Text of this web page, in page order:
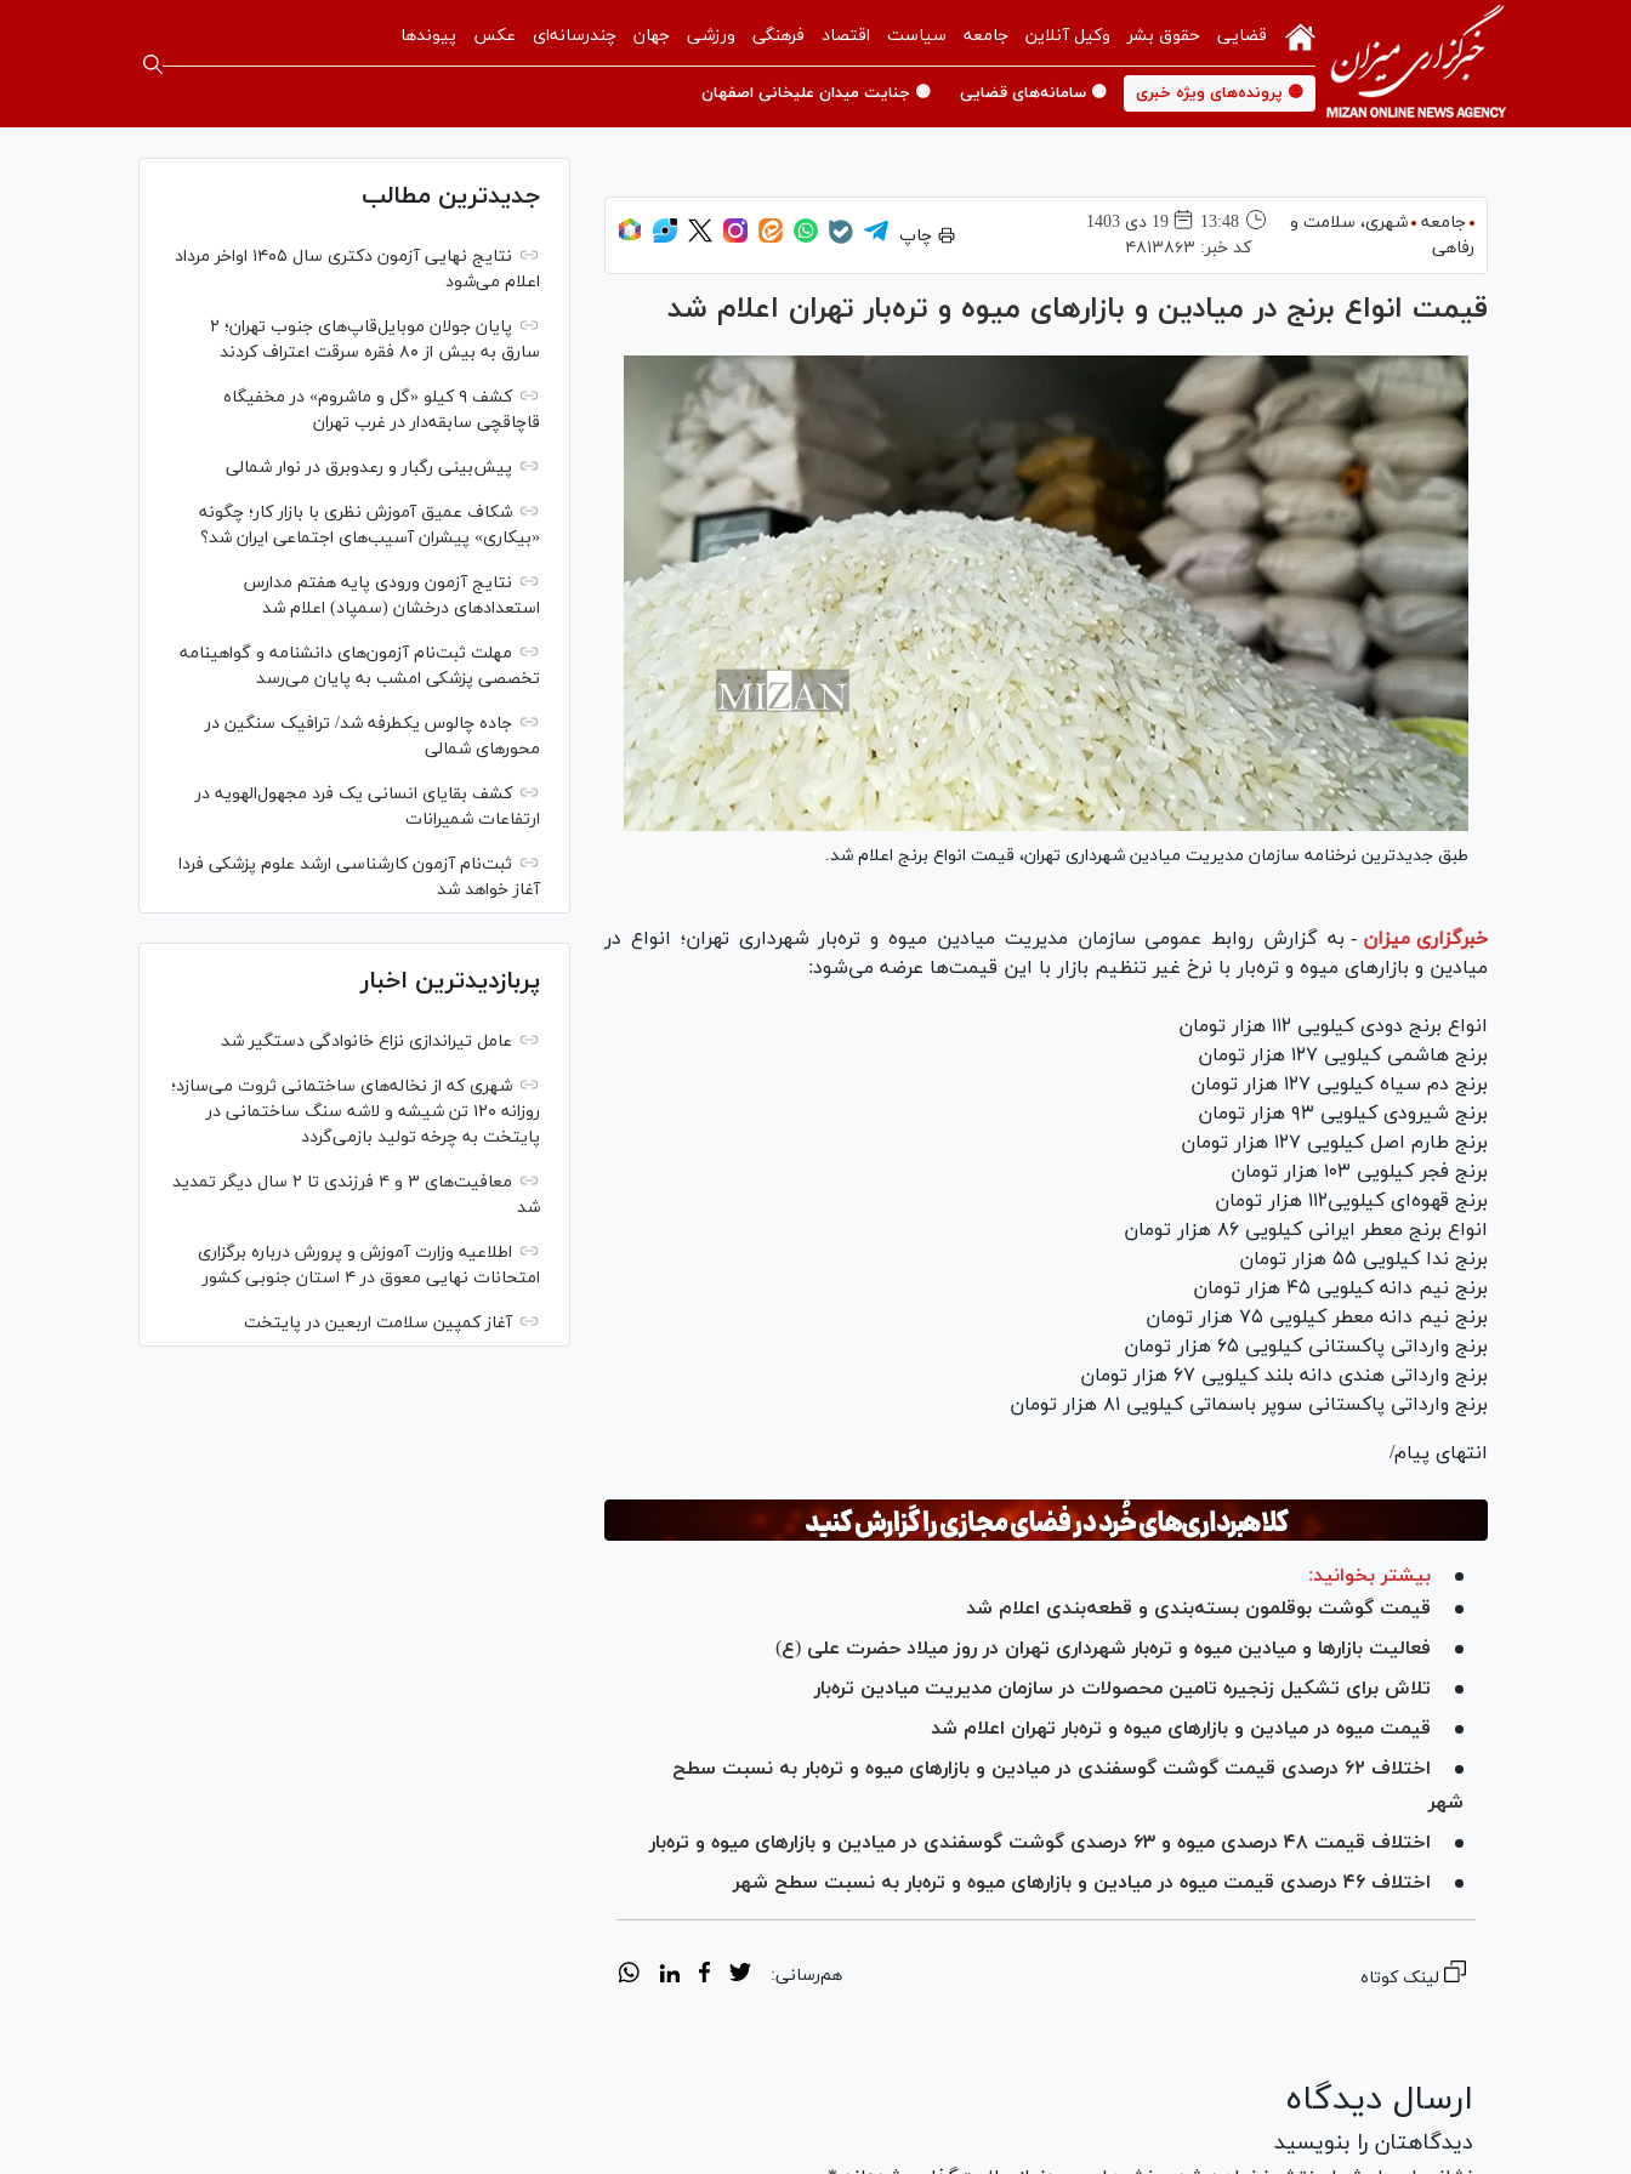
قضایی حقوق بشر وکیل آنلاین جامعه سیاست اقتصاد فرهنگی ورزشی جهان چندرسانه‌ای عکس پیوندها
🟡 پرونده‌های ویژه خبری 🟡 سامانه‌های قضایی 🟡 جنایت میدان علیخانی اصفهان
جامعه شهری،‌ سلامت و
رفاهی
13:48
19 دی 1403
کد خبر: ۴۸۱۳۸۶۳
چاپ
قیمت انواع برنج در میادین و بازار‌های میوه و تره‌بار تهران اعلام شد
طبق جدیدترین نرخنامه سازمان مدیریت میادین شهرداری تهران، قیمت انواع برنج اعلام شد.
خبرگزاری میزان - به گزارش روابط عمومی سازمان مدیریت میادین میوه و تره‌بار شهرداری تهران؛ انواع در
میادین و بازار‌های میوه و تره‌بار با نرخ غیر تنظیم بازار با این قیمت‌ها عرضه می‌شود:
انواع برنج دودی کیلویی ۱۱۲ هزار تومان
برنج هاشمی کیلویی ۱۲۷ هزار تومان
برنج دم سیاه کیلویی ۱۲۷ هزار تومان
برنج شیرودی کیلویی ۹۳ هزار تومان
برنج طارم اصل کیلویی ۱۲۷ هزار تومان
برنج فجر کیلویی ۱۰۳ هزار تومان
برنج قهوه‌ای کیلویی۱۱۲ هزار تومان
انواع برنج معطر ایرانی کیلویی ۸۶ هزار تومان
برنج ندا کیلویی ۵۵ هزار تومان
برنج نیم دانه کیلویی ۴۵ هزار تومان
برنج نیم دانه معطر کیلویی ۷۵ هزار تومان
برنج وارداتی پاکستانی کیلویی ۶۵ هزار تومان
برنج وارداتی هندی دانه بلند کیلویی ۶۷ هزار تومان
برنج وارداتی پاکستانی سوپر باسماتی کیلویی ۸۱ هزار تومان
انتهای پیام/
بیشتر بخوانید:
قیمت گوشت بوقلمون بسته‌بندی و قطعه‌بندی اعلام شد
فعالیت بازار‌ها و میادین میوه و تره‌بار شهرداری تهران در روز میلاد حضرت علی (ع)
تلاش برای تشکیل زنجیره تامین محصولات در سازمان مدیریت میادین تره‌بار
قیمت میوه در میادین و بازار‌های میوه و تره‌بار تهران اعلام شد
اختلاف ۶۲ درصدی قیمت گوشت گوسفندی در میادین و بازار‌های میوه و تره‌بار به نسبت سطح
شهر
اختلاف قیمت ۴۸ درصدی میوه و ۶۳ درصدی گوشت گوسفندی در میادین و بازارهای میوه‌ و تره‌بار
اختلاف ۴۶ درصدی قیمت میوه در میادین و بازار‌های میوه و تره‌بار به نسبت سطح شهر
لینک کوتاه هم‌رسانی:
ارسال دیدگاه
دیدگاهتان را بنویسید
جدیدترین مطالب
نتایج نهایی آزمون دکتری سال ۱۴۰۵ اواخر مرداد
اعلام می‌شود
پایان جولان موبایل‌قاپ‌های جنوب تهران؛ ۲
سارق به بیش از ۸۰ فقره سرقت اعتراف کردند
کشف ۹ کیلو «گل و ماشروم» در مخفیگاه
قاچاقچی سابقه‌دار در غرب تهران
پیش‌بینی رگبار و رعدوبرق در نوار شمالی
شکاف عمیق آموزش نظری با بازار کار؛ چگونه
«بیکاری» پیشران آسیب‌های اجتماعی ایران شد؟
نتایج آزمون ورودی پایه هفتم مدارس
استعدادهای درخشان (سمپاد) اعلام شد
مهلت ثبت‌نام آزمون‌های دانشنامه و گواهینامه
تخصصی پزشکی امشب به پایان می‌رسد
جاده چالوس یکطرفه شد/ ترافیک سنگین در
محورهای شمالی
کشف بقایای انسانی یک فرد مجهول‌الهویه در
ارتفاعات شمیرانات
ثبت‌نام آزمون کارشناسی ارشد علوم پزشکی فردا
آغاز خواهد شد
پربازدیدترین اخبار
عامل تیراندازی نزاع خانوادگی دستگیر شد
شهری که از نخاله‌های ساختمانی ثروت می‌سازد؛
روزانه ۱۲۰ تن شیشه و لاشه سنگ ساختمانی در
پایتخت به چرخه تولید بازمی‌گردد
معافیت‌های ۳ و ۴ فرزندی تا ۲ سال دیگر تمدید
شد
اطلاعیه وزارت آموزش و پرورش درباره برگزاری
امتحانات نهایی معوق در ۴ استان جنوبی کشور
آغاز کمپین سلامت اربعین در پایتخت